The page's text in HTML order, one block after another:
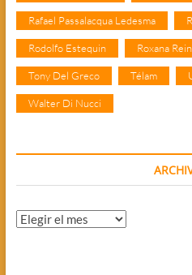
Rafael Passalacqua Ledesma
Rodolfo Estequin Roxana
Tony Del Greco Télam
Walter Di Nucci
Archivos